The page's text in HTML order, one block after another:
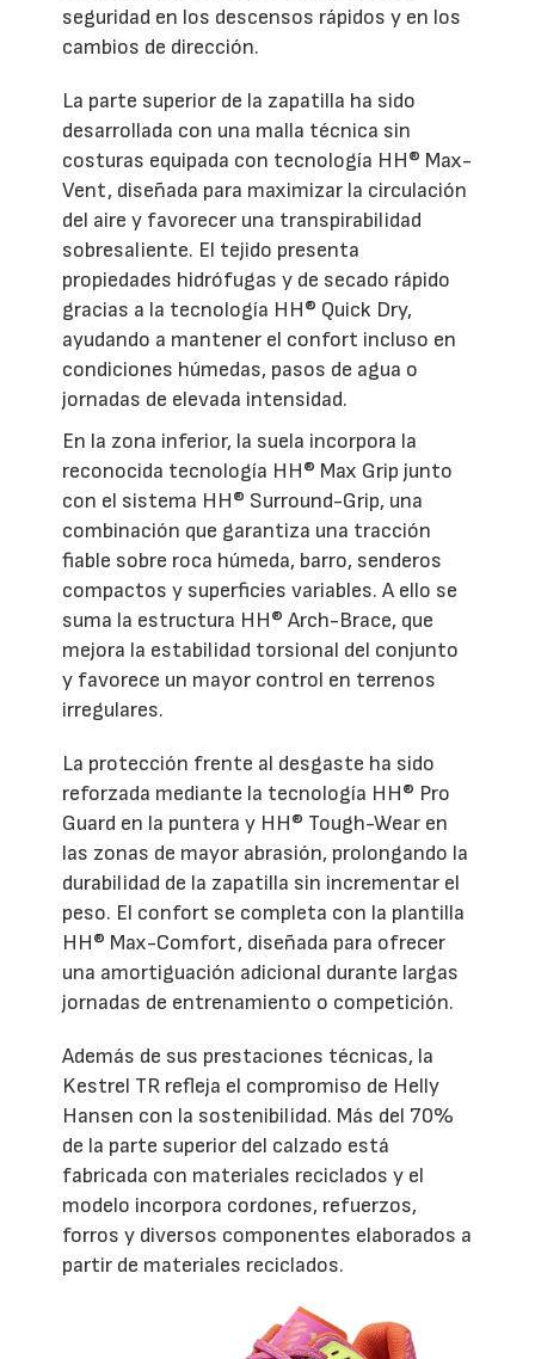
seguridad en los descensos rápidos y en los
cambios de dirección.
La parte superior de la zapatilla ha sido
desarrollada con una malla técnica sin
costuras equipada con tecnología HH® Max-
Vent, diseñada para maximizar la circulación
del aire y favorecer una transpirabilidad
sobresaliente. El tejido presenta
propiedades hidrófugas y de secado rápido
gracias a la tecnología HH® Quick Dry,
ayudando a mantener el confort incluso en
condiciones húmedas, pasos de agua o
jornadas de elevada intensidad.
En la zona inferior, la suela incorpora la
reconocida tecnología HH® Max Grip junto
con el sistema HH® Surround-Grip, una
combinación que garantiza una tracción
fiable sobre roca húmeda, barro, senderos
compactos y superficies variables. A ello se
suma la estructura HH® Arch-Brace, que
mejora la estabilidad torsional del conjunto
y favorece un mayor control en terrenos
irregulares.
La protección frente al desgaste ha sido
reforzada mediante la tecnología HH® Pro
Guard en la puntera y HH® Tough-Wear en
las zonas de mayor abrasión, prolongando la
durabilidad de la zapatilla sin incrementar el
peso. El confort se completa con la plantilla
HH® Max-Comfort, diseñada para ofrecer
una amortiguación adicional durante largas
jornadas de entrenamiento o competición.
Además de sus prestaciones técnicas, la
Kestrel TR refleja el compromiso de Helly
Hansen con la sostenibilidad. Más del 70%
de la parte superior del calzado está
fabricada con materiales reciclados y el
modelo incorpora cordones, refuerzos,
forros y diversos componentes elaborados a
partir de materiales reciclados.